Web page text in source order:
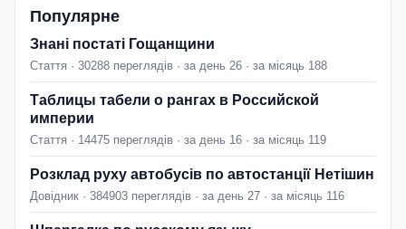
Популярне
Знані постаті Гощанщини
Стаття · 30288 переглядів · за день 26 · за місяць 188
Таблицы табели о рангах в Российской
империи
Стаття · 14475 переглядів · за день 16 · за місяць 119
Розклад руху автобусів по автостанції Нетішин
Довідник · 384903 переглядів · за день 27 · за місяць 116